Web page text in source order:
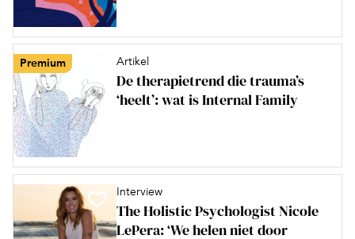
Premium Artikel
De therapietrend die trauma’s
‘heelt’: wat is Internal Family
Interview
The Holistic Psychologist Nicole
LePera: ‘We helen niet door